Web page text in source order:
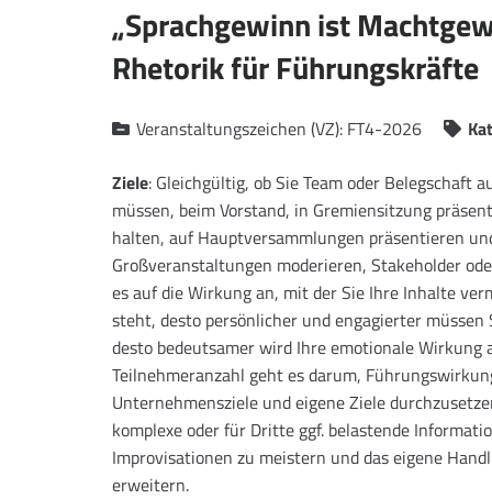
„Sprachgewinn ist
Rhetorik für Führungskräfte
Veranstaltungszeichen (VZ): FT4-2026
Ziele: Gleichgültig, ob Sie Team oder Belegschaft
müssen, beim Vorstand, in Gremiensitzung
halten, auf Hauptversammlungen präsentieren
Großveranstaltungen moderieren, Stakeholder
es auf die Wirkung an, mit der Sie Ihre Inhalte
steht, desto persönlicher und engagierter
desto bedeutsamer wird Ihre emotionale
Teilnehmeranzahl geht es darum,
Unternehmensziele und eigene Ziele
komplexe oder für Dritte ggf. belastende
Improvisationen zu meistern und das eigene
erweitern.